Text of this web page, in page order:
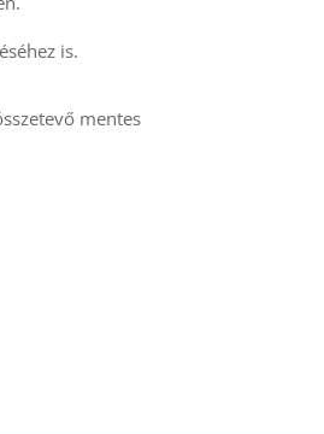
is.
mentes